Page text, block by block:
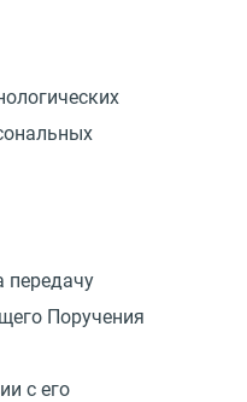
передачу
Поручения
с его